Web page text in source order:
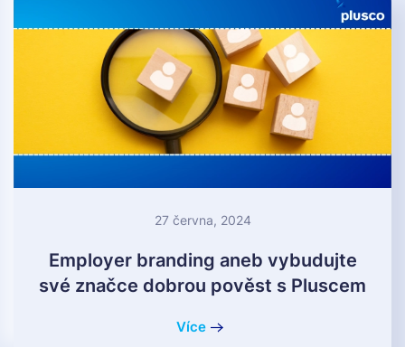
27 června, 2024
Employer branding aneb vybudujte
své značce dobrou pověst s Pluscem
Více